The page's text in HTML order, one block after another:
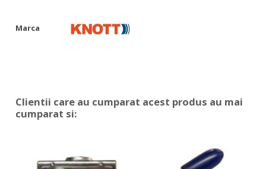
Marca
Clientii care au cumparat acest produs au mai
cumparat si: